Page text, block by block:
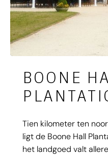
BOONE
Tien kilometer ten
ligt de Boone Hall
het landgoed valt